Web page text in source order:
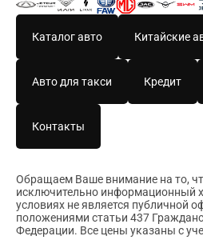
Каталог авто Китайские
Авто для такси Кредит
Контакты
Обращаем Ваше внимание на то,
исключительно информационный
условиях не является публичной
положениями статьи 437
Федерации. Все цены указаны с